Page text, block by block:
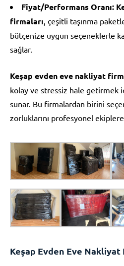
Fiyat/Performans Oranı:
firmaları , çeşitli taşınma
bütçenize uygun seçeneklerle
sağlar.
Keşap evden eve nakliyat
kolay ve stressiz hale getirmek
sunar. Bu firmalardan birini
zorluklarını profesyonel
Keşap Evden Eve Nakliyat